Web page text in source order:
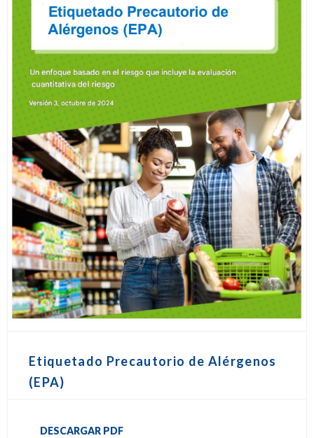
Etiquetado Precautorio de Alérgenos
(EPA)
DESCARGAR PDF